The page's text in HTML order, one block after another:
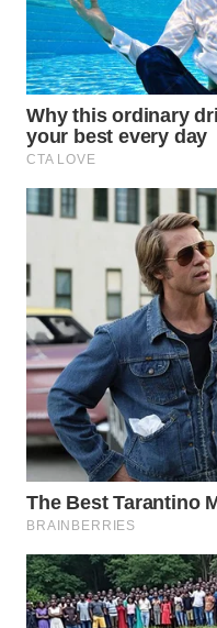
WN
LABUHANBATU
WN
TAPANULI
TENGAH
WN DELI
WN
TEBING
TINGGI
WN
PAKPAK
WN
KARAWANG
WN
BEKASI